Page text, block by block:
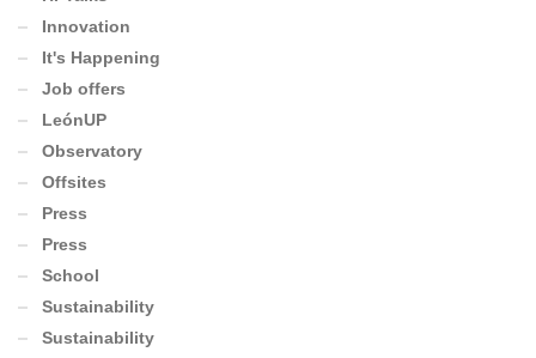
Innovation
It's Happening
Job offers
LeónUP
Observatory
Offsites
Press
Press
School
Sustainability
Sustainability